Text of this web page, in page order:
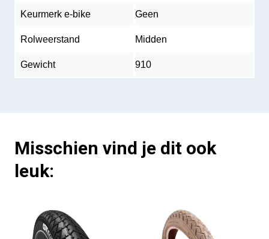
Keurmerk e-bike Geen
Rolweerstand Midden
Gewicht 910
Misschien vind je dit ook
leuk: